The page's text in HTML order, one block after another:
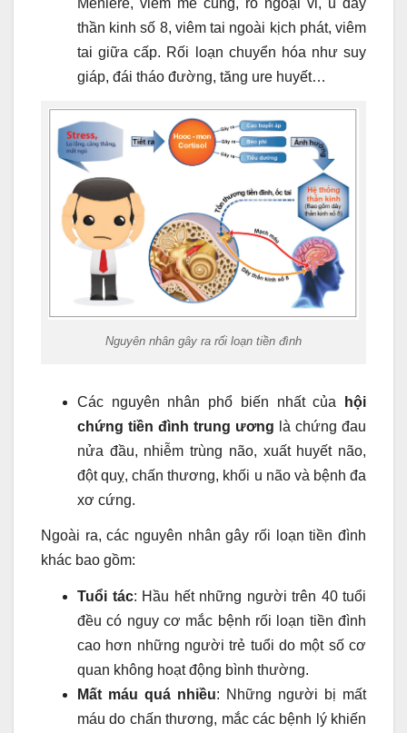
Meniere, viêm mê cung, rò ngoại vi, u dây
thần kinh số 8, viêm tai ngoài kịch phát, viêm
tai giữa cấp. Rối loạn chuyển hóa như suy
giáp, đái tháo đường, tăng ure huyết…
Nguyên nhân gây ra rối loạn tiền đình
Các nguyên nhân phổ biến nhất của
hội
chứng tiền đình trung ương là chứng đau
nửa đầu, nhiễm trùng não, xuất huyết não,
đột quỵ, chấn thương, khối u não và bệnh đa
xơ cứng.
Ngoài ra, các nguyên nhân gây rối loạn tiền đình
khác bao gồm:
Tuổi tác: Hầu hết những người trên 40 tuổi
đều có nguy cơ mắc bệnh rối loạn tiền đình
cao hơn những người trẻ tuổi do một số cơ
quan không hoạt động bình thường.
Mất máu quá nhiều: Những người bị mất
máu do chấn thương, mắc các bệnh lý khiến